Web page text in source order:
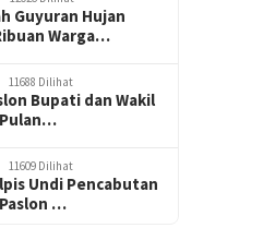
Guyuran Hujan
Warga…
11688 Dilihat
Bupati dan Wakil
11609 Dilihat
Undi Pencabutan
…